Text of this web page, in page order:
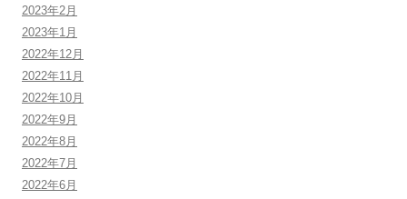
2023年2月
2023年1月
2022年12月
2022年11月
2022年10月
2022年9月
2022年8月
2022年7月
2022年6月